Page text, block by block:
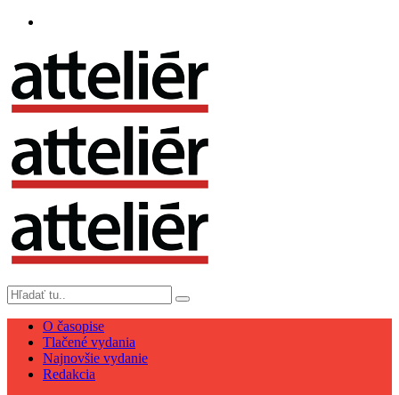
O časopise
Tlačené vydania
Najnovšie vydanie
Redakcia